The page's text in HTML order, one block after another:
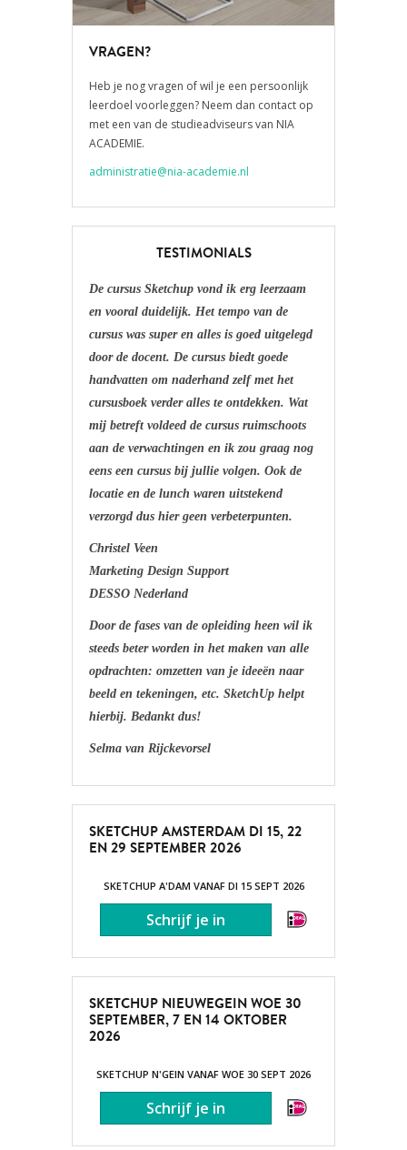
VRAGEN?
Heb je nog vragen of wil je een persoonlijk
leerdoel voorleggen? Neem dan contact op
met een van de studieadviseurs van NIA
ACADEMIE.
administratie@nia-academie.nl
TESTIMONIALS
De cursus Sketchup vond ik erg leerzaam
en vooral duidelijk. Het tempo van de
cursus was super en alles is goed uitgelegd
door de docent. De cursus biedt goede
handvatten om naderhand zelf met het
cursusboek verder alles te ontdekken. Wat
mij betreft voldeed de cursus ruimschoots
aan de verwachtingen en ik zou graag nog
eens een cursus bij jullie volgen. Ook de
locatie en de lunch waren uitstekend
verzorgd dus hier geen verbeterpunten.
Christel Veen
Marketing Design Support
DESSO Nederland
Door de fases van de opleiding heen wil ik
steeds beter worden in het maken van alle
opdrachten: omzetten van je ideeën naar
beeld en tekeningen, etc. SketchUp helpt
hierbij. Bedankt dus!
Selma van Rijckevorsel
SKETCHUP AMSTERDAM DI 15, 22
EN 29 SEPTEMBER 2026
SKETCHUP A'DAM VANAF DI 15 SEPT 2026
SKETCHUP NIEUWEGEIN WOE 30
SEPTEMBER, 7 EN 14 OKTOBER
2026
SKETCHUP N'GEIN VANAF WOE 30 SEPT 2026